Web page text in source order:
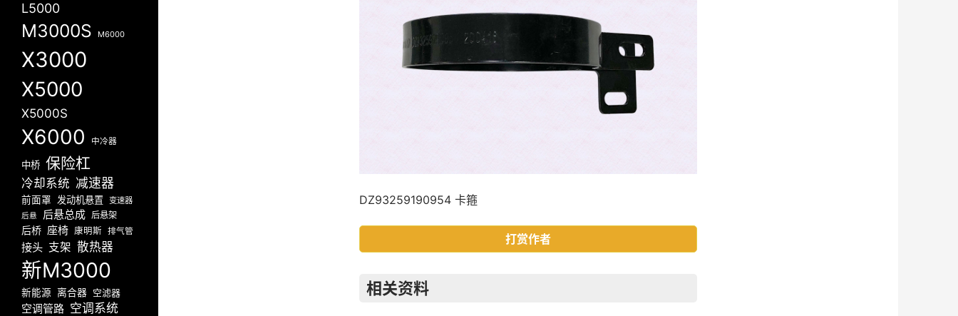
DZ93259190954 卡箍
打赏作者
相关资料
L5000
M3000S M6000
X3000
X5000
X5000S
X6000 中冷器
中桥 保险杠
冷却系统 减速器
前面罩 发动机悬置 变速器
后悬 后悬总成 后悬架
后桥 座椅 康明斯 排气管
接头 支架 散热器
新M3000
新能源 离合器 空滤器
空调管路 空调系统